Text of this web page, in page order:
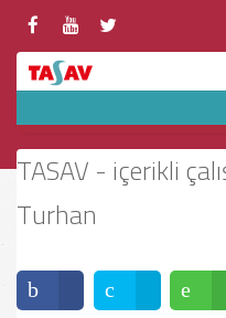
TASAV - içerikli
Turhan